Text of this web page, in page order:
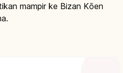
mampir ke Bizan Kōen